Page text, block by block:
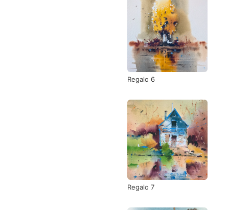
Regalo 6
Regalo 7